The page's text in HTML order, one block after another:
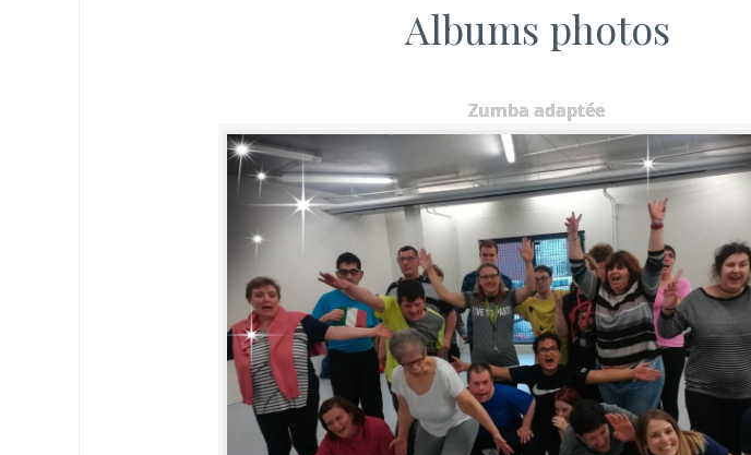
Albums photos
Zumba adaptée